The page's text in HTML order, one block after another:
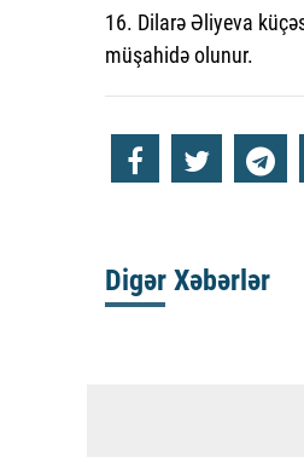
16. Dilarə Əliyeva
müşahidə olunur.
Digər Xəbərlər